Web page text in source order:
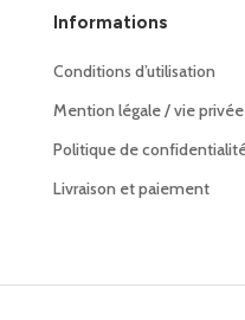
Informations
Conditions d’utilisation
Mention légale / vie privée
Politique de
Livraison et paiement